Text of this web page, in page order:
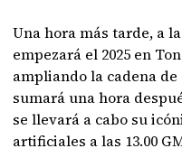
Una hora más tarde, a
empezará el 2025 en
ampliando la cadena
sumará una hora
se llevará a cabo su
artificiales a las 13.00